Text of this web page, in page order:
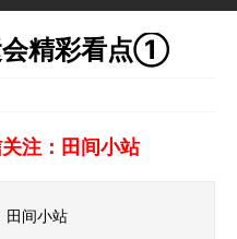
会精彩看点①
注：田间小站
田间小站